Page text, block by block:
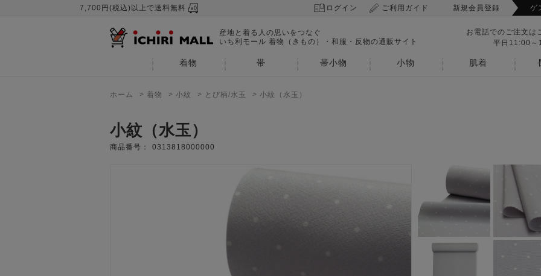
7,700円(税込)以上で送料無料 ログイン ご利用ガイド 新規会員登録 ゲ
産地と着る人の思いをつなぐ
いち利モール 着物（きもの）・和服・反物の通販サイト
お電話でのご注文は
平日11:00～
着物 帯 帯小物 小物 肌着
ホーム > 着物 > 小紋 > とび柄/水玉 > 小紋（水玉）
小紋（水玉）
商品番号： 0313818000000